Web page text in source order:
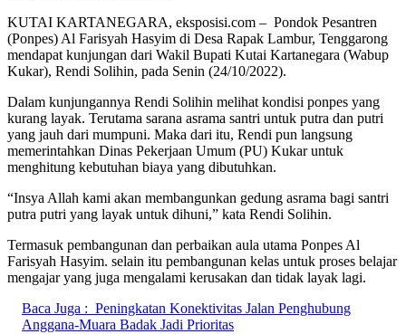
KUTAI KARTANEGARA, eksposisi.com – Pondok Pesantren
(Ponpes) Al Farisyah Hasyim di Desa Rapak Lambur, Tenggarong
mendapat kunjungan dari Wakil Bupati Kutai Kartanegara (Wabup
Kukar), Rendi Solihin, pada Senin (24/10/2022).
Dalam kunjungannya Rendi Solihin melihat kondisi ponpes yang
kurang layak. Terutama sarana asrama santri untuk putra dan putri
yang jauh dari mumpuni. Maka dari itu, Rendi pun langsung
memerintahkan Dinas Pekerjaan Umum (PU) Kukar untuk
menghitung kebutuhan biaya yang dibutuhkan.
“Insya Allah kami akan membangunkan gedung asrama bagi santri
putra putri yang layak untuk dihuni,” kata Rendi Solihin.
Termasuk pembangunan dan perbaikan aula utama Ponpes Al
Farisyah Hasyim. selain itu pembangunan kelas untuk proses belajar
mengajar yang juga mengalami kerusakan dan tidak layak lagi.
Baca Juga : Peningkatan Konektivitas Jalan Penghubung
Anggana-Muara Badak Jadi Prioritas